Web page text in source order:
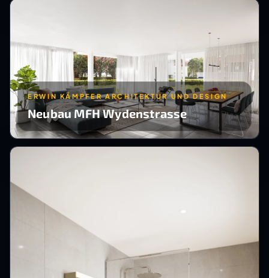
ERWIN KÄMPFER ARCHITEKTUR UND DESIGN
Neubau MFH Wydenstrasse